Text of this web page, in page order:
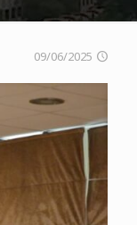
09/06/2025